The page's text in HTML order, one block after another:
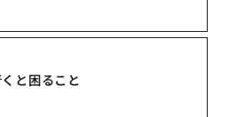
と困ること